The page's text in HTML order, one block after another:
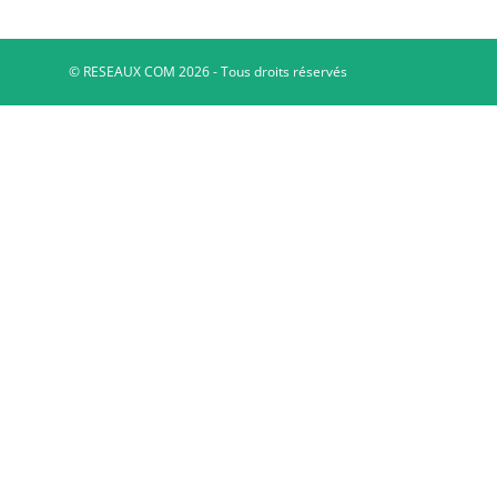
© RESEAUX COM 2026 - Tous droits réservés